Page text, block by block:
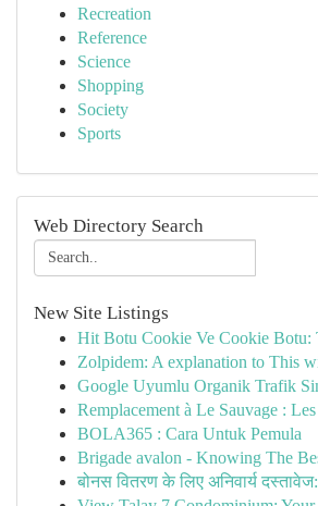
Recreation
Reference
Science
Shopping
Society
Sports
Web Directory Search
New Site Listings
Hit Botu Cookie Ve Cookie Botu:
Zolpidem: A explanation to This
Google Uyumlu Organik Trafik
Remplacement à Le Sauvage :
BOLA365 : Cara Untuk Pemula
Brigade avalon - Knowing The
बोनस वितरण के लिए अनिवार्य